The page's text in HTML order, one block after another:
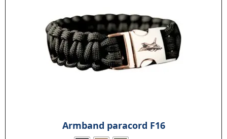
Armband paracord F16